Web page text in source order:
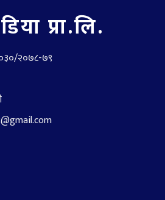
प्रा.लि.
२०७८-७९